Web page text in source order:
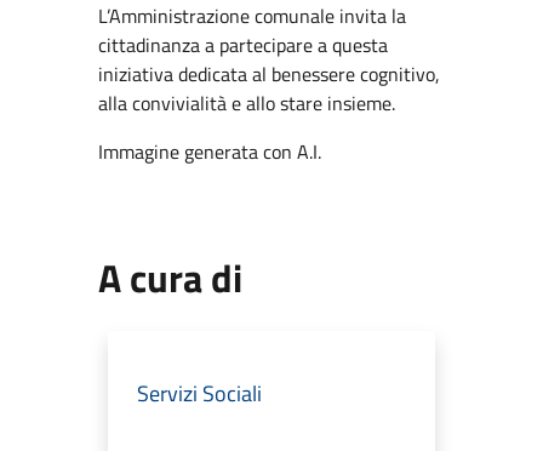
L’Amministrazione comunale invita la
cittadinanza a partecipare a questa
iniziativa dedicata al benessere cognitivo,
alla convivialità e allo stare insieme.
Immagine generata con A.I.
A cura di
Servizi Sociali